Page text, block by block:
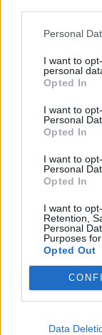
Personal
I want to
personal
Opted In
I want to
Personal
Opted In
I want to
Personal
Opted In
I want to
Retention,
Personal
Purposes
Opted Out
Data